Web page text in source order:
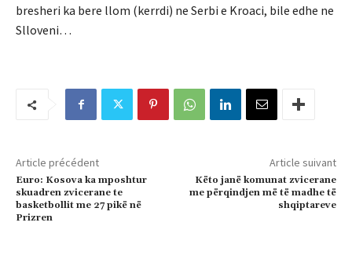
bresheri ka bere llom (kerrdi) ne Serbi e Kroaci, bile edhe ne
Slloveni…
Article précédent
Euro: Kosova ka mposhtur
skuadren zvicerane te
basketbollit me 27 pikë në
Prizren
Article suivant
Këto janë komunat zvicerane
me përqindjen më të madhe të
shqiptareve